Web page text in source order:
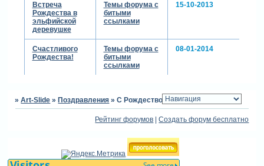
Встреча
Рождества в
эльфийской
деревушке
Темы форума с
битыми
ссылками
15-10-2013
Счастливого
Рождества!
Темы форума с
битыми
ссылками
08-01-2014
»Art-Slide »Поздравления »С Рождеством!
Рейтинг форумов |Создать форум бесплатно